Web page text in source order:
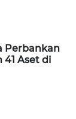
Perbankan
41 Aset di